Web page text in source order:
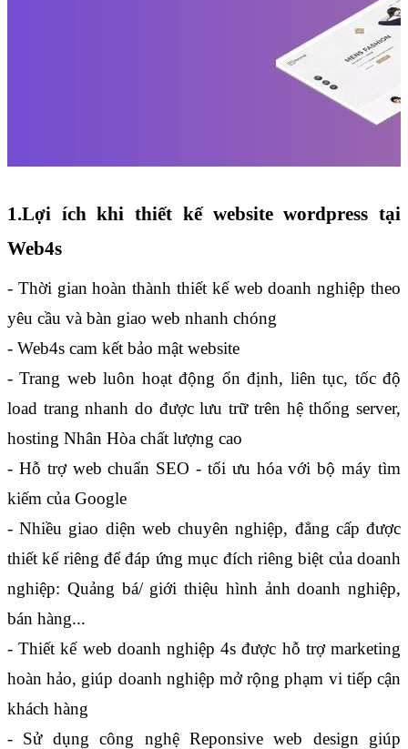
1.Lợi ích khi thiết kế website wordpress tại
Web4s
- Thời gian hoàn thành thiết kế web doanh nghiệp theo
yêu cầu và bàn giao web nhanh chóng
- Web4s cam kết bảo mật website
- Trang web luôn hoạt động ổn định, liên tục, tốc độ
load trang nhanh do được lưu trữ trên hệ thống server,
hosting Nhân Hòa chất lượng cao
- Hỗ trợ web chuẩn SEO - tối ưu hóa với bộ máy tìm
kiếm của Google
- Nhiều giao diện web chuyên nghiệp, đẳng cấp được
thiết kế riêng để đáp ứng mục đích riêng biệt của doanh
nghiệp: Quảng bá/ giới thiệu hình ảnh doanh nghiệp,
bán hàng...
- Thiết kế web doanh nghiệp 4s được hỗ trợ marketing
hoàn hảo, giúp doanh nghiệp mở rộng phạm vi tiếp cận
khách hàng
- Sử dụng công nghệ Reponsive web design giúp